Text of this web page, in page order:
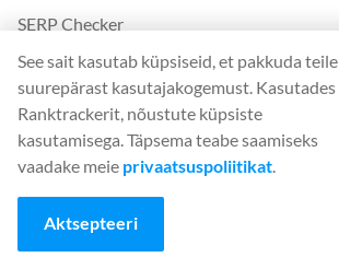
SERP Checker
Web Audit
Backlink Checker
Backlink Monitor
SEO kontrollnimekiri
AI Article Writer
TASUTA: SERP simulaator
See sait kasutab küpsiseid, et pakkuda teile
suurepärast kasutajakogemust. Kasutades
Ranktrackerit, nõustute küpsiste
kasutamisega. Täpsema teabe saamiseks
vaadake meie privaatsuspoliitikat.
Aktsepteeri